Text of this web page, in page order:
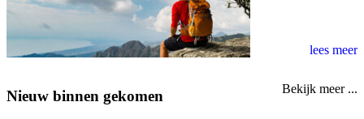
lees meer
Nieuw binnen gekomen Bekijk meer ...